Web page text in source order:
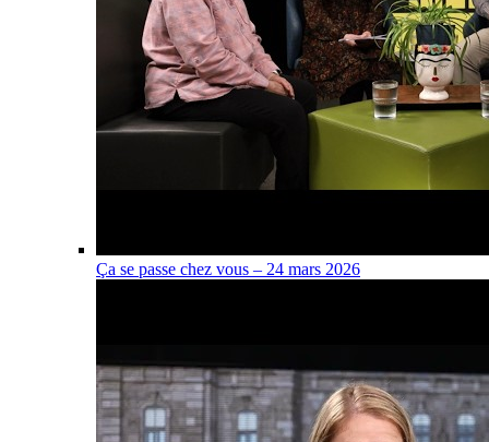
Ça se passe chez vous – 24 mars 2026